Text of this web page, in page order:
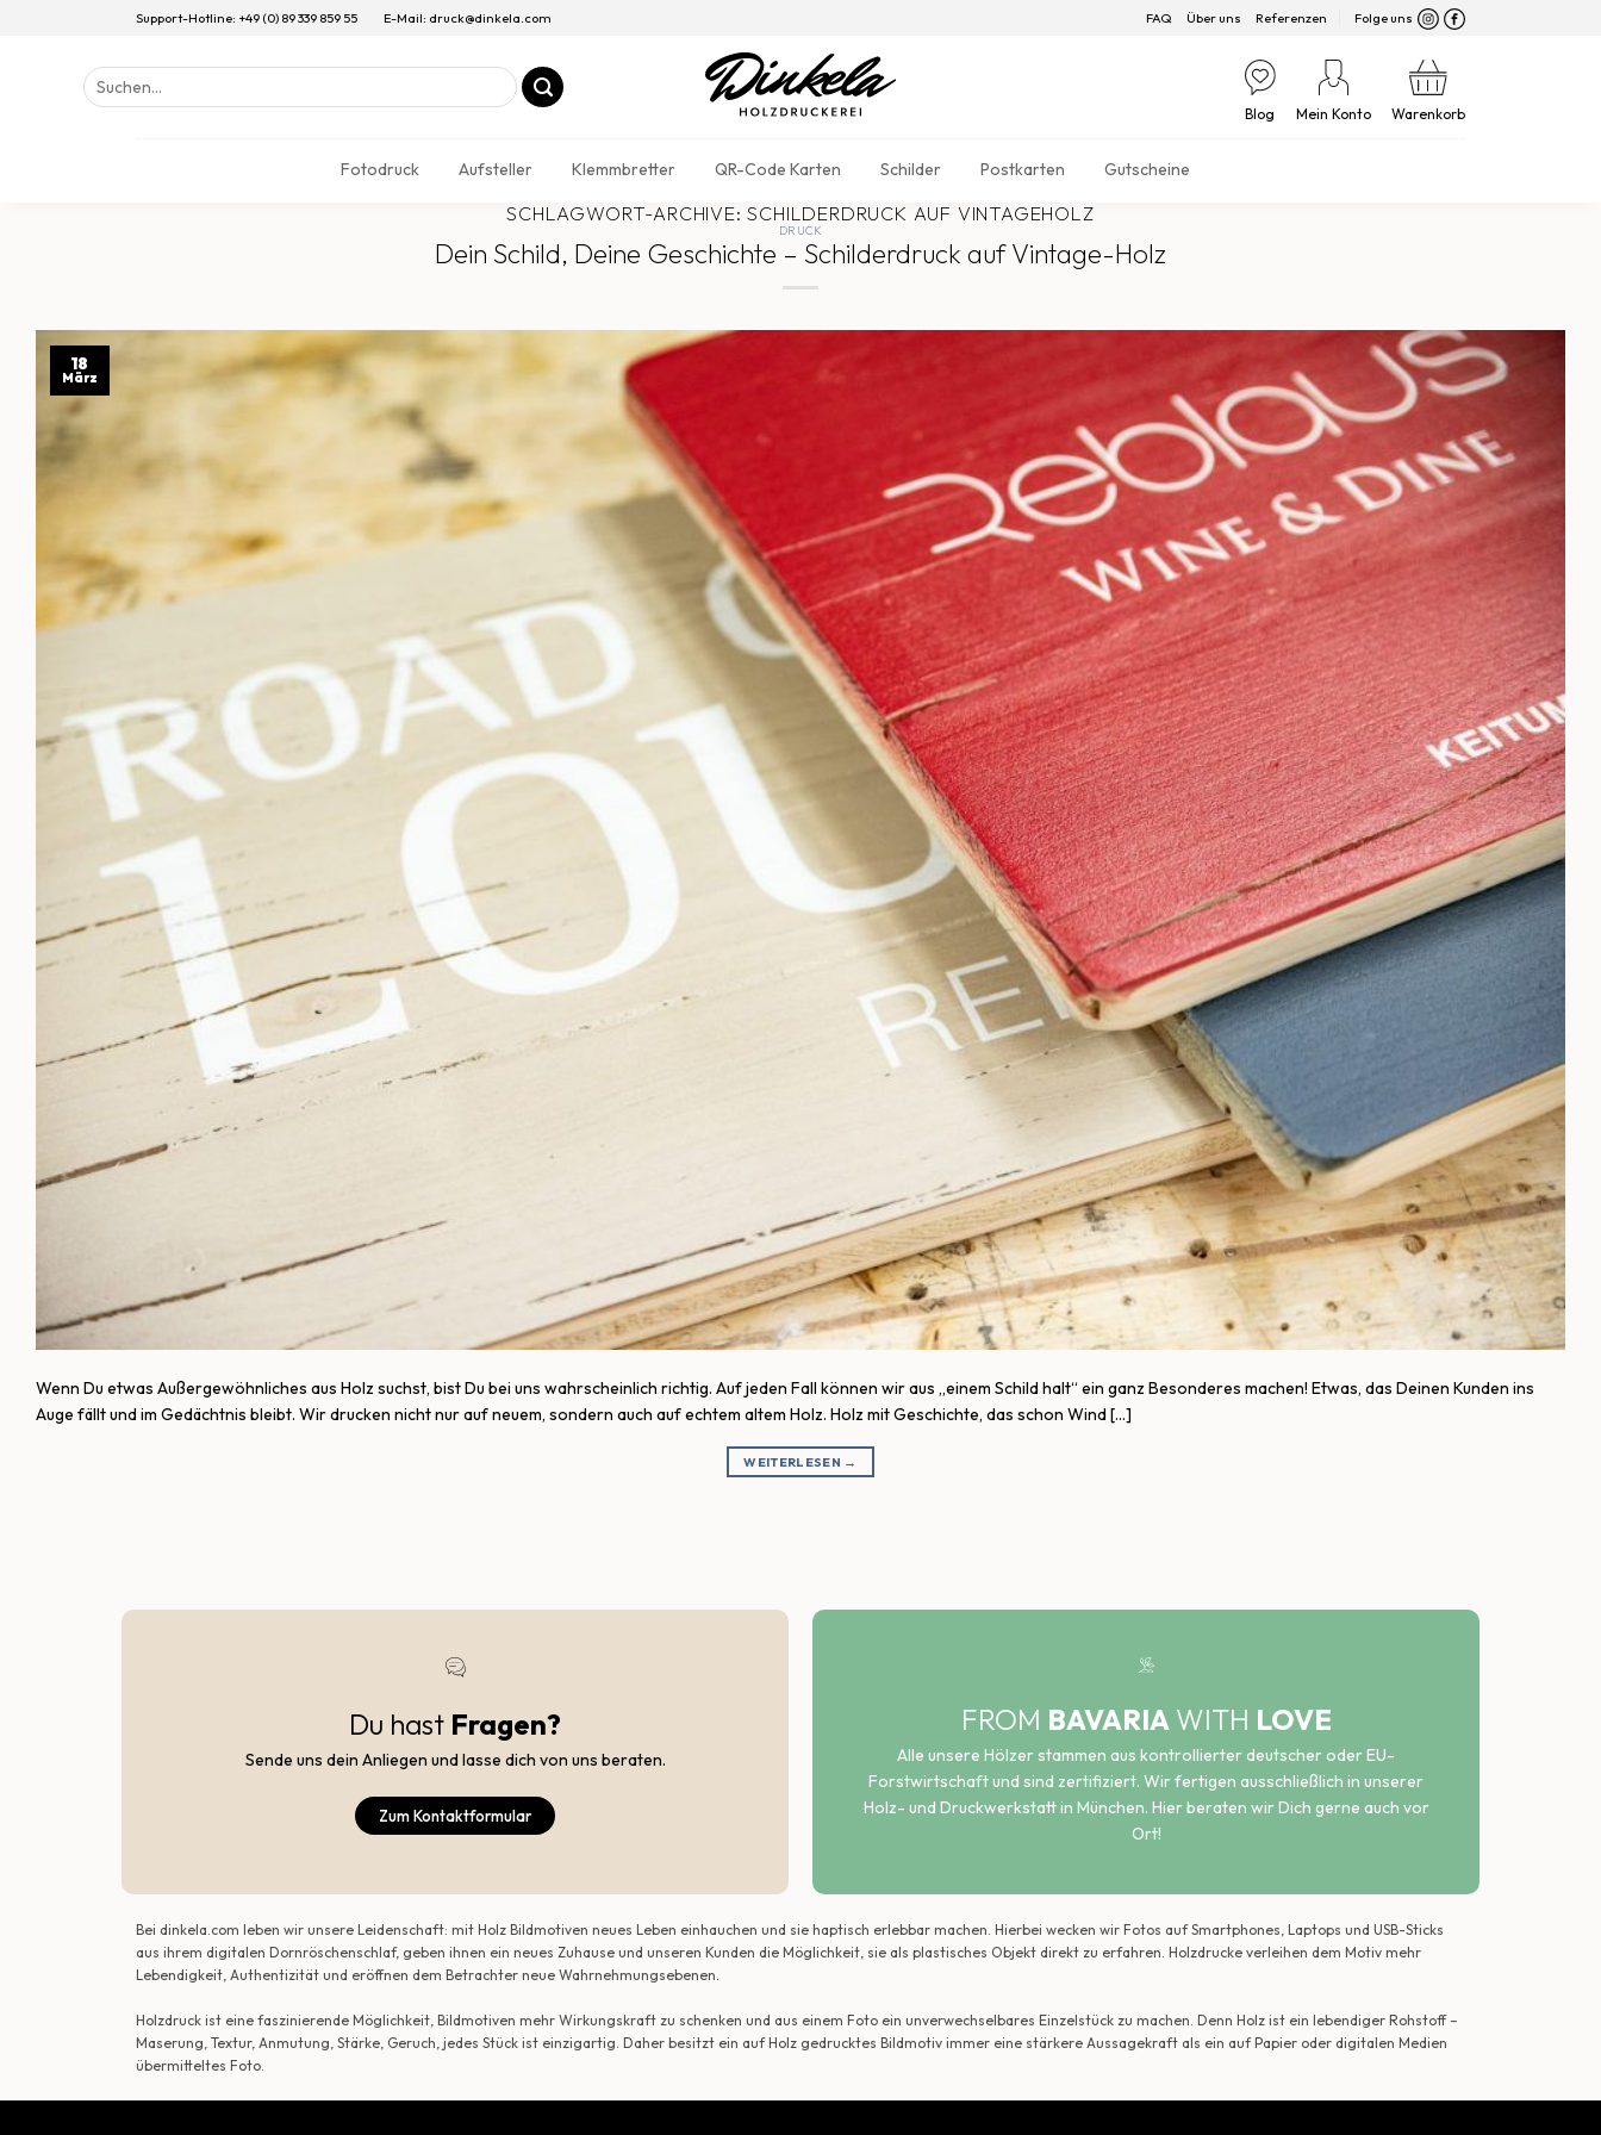
Support-Hotline: +49 (0) 89 339 859 55 E-Mail: druck@dinkela.com FAQ Über uns Referenzen Folge uns
Suchen
nach:
Blog Mein Konto Warenkorb
Fotodruck Aufsteller Klemmbretter QR-Code Karten Schilder Postkarten Gutscheine
SCHLAGWORT-ARCHIVE:SCHILDERDRUCK AUF VINTAGEHOLZ
DRUCK
Dein Schild, Deine Geschichte – Schilderdruck auf Vintage-Holz
18
März
Wenn Du etwas Außergewöhnliches aus Holz suchst, bist Du bei uns wahrscheinlich richtig. Auf jeden Fall können wir aus „einem Schild halt“ ein ganz Besonderes machen! Etwas, das Deinen Kunden ins
Auge fällt und im Gedächtnis bleibt. Wir drucken nicht nur auf neuem, sondern auch auf echtem altem Holz. Holz mit Geschichte, das schon Wind […]
WEITERLESEN →
Du hast Fragen?
Sende uns dein Anliegen und lasse dich von uns beraten.
Zum Kontaktformular
FROM BAVARIAWITH LOVE
Alle unsere Hölzer stammen aus kontrollierter deutscher oder EU-
Forstwirtschaft und sind zertifiziert. Wir fertigen ausschließlich in unserer
Holz- und Druckwerkstatt in München. Hier beraten wir Dich gerne auch vor
Ort!
Bei dinkela.com leben wir unsere Leidenschaft: mit Holz Bildmotiven neues Leben einhauchen und sie haptisch erlebbar machen. Hierbei wecken wir Fotos auf Smartphones, Laptops und USB-Sticks
aus ihrem digitalen Dornröschenschlaf, geben ihnen ein neues Zuhause und unseren Kunden die Möglichkeit, sie als plastisches Objekt direkt zu erfahren. Holzdrucke verleihen dem Motiv mehr
Lebendigkeit, Authentizität und eröffnen dem Betrachter neue Wahrnehmungsebenen.
Holzdruck ist eine faszinierende Möglichkeit, Bildmotiven mehr Wirkungskraft zu schenken und aus einem Foto ein unverwechselbares Einzelstück zu machen. Denn Holz ist ein lebendiger Rohstoff –
Maserung, Textur, Anmutung, Stärke, Geruch, jedes Stück ist einzigartig. Daher besitzt ein auf Holz gedrucktes Bildmotiv immer eine stärkere Aussagekraft als ein auf Papier oder digitalen Medien
übermitteltes Foto.